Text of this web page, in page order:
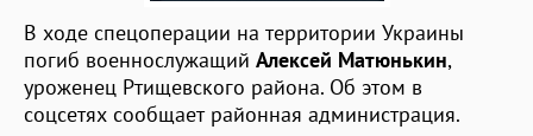
В ходе спецоперации на территории Украины
погиб военнослужащий Алексей Матюнькин,
уроженец Ртищевского района. Об этом в
соцсетях сообщает районная администрация.